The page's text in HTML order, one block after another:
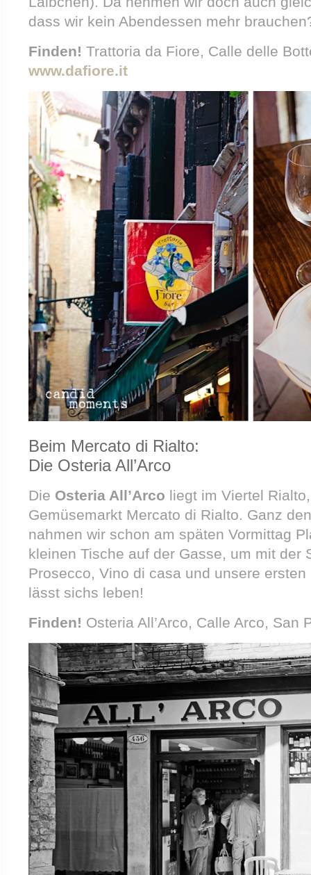
dass wir kein Abendessen mehr
Finden! Trattoria da Fiore, Calle delle
www.dafiore.it
Beim Mercato di Rialto:
Die Osteria All’Arco
Die Osteria All’Arco liegt im Viertel
Gemüsemarkt Mercato di Rialto. Ganz
nahmen wir schon am späten Vormittag
kleinen Tische auf der Gasse, um mit der
Prosecco, Vino di casa und unsere
lässt sichs leben!
Finden! Osteria All’Arco, Calle Arco, San